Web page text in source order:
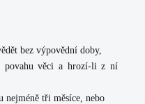
bez výpovědní doby,
povahu věci a hrozí-li z ní
nejméně tři měsíce, nebo